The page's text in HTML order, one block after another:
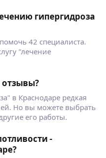
гипергидроза
42 специалиста.
"лечение
отзывы?
в Краснодаре редкая
Но вы можете выбрать
его работы.
-